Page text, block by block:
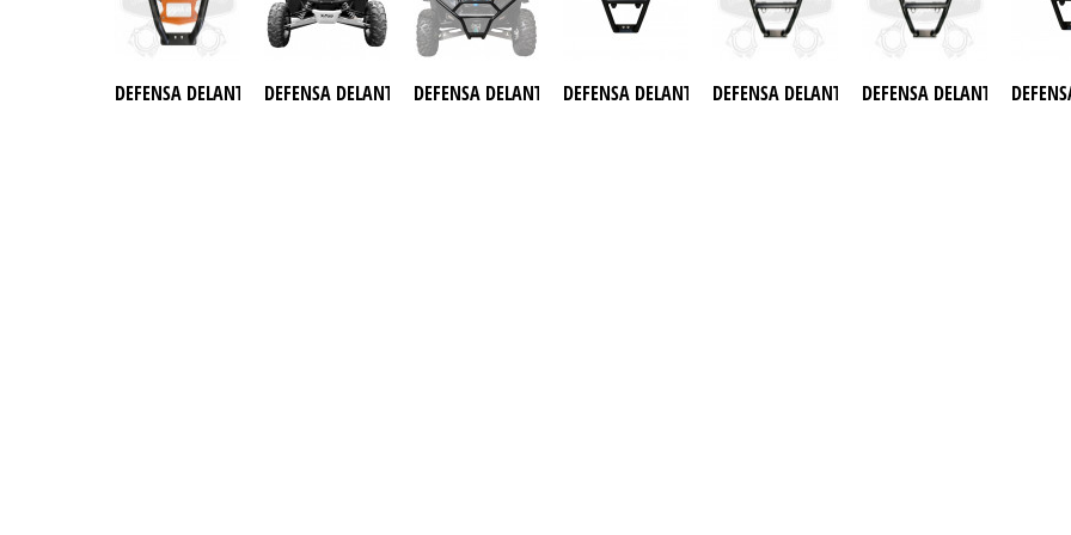
DEFENSA DELANTERA (WINCH) PX19 RZR TURBO 2017
DEFENSA DELANTERA RX1 WILDCAT 1000DEFENSA DELANTERA RX1 ZFORCE 1000DEFENSA DELANTERA RX10 RZR 900 SDEFENSA DELANTERA RX10 RZR TURBO 2017
DEFENSA DELANTERA RX10